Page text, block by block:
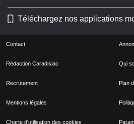
Téléchargez nos applications
Contact
Rédaction Caradisiac Qui
Recrutement Plan
Mentions légales
Charte d'utilisation des cookies